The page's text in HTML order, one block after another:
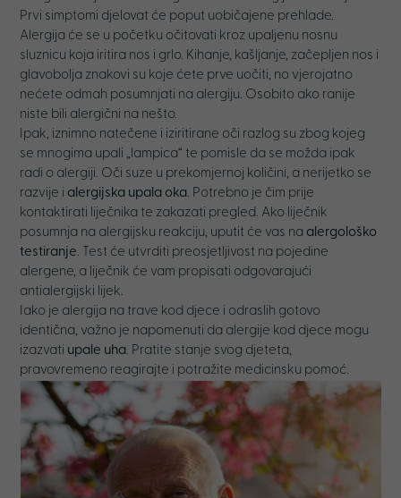
Prvi simptomi djelovat će poput uobičajene prehlade.
Alergija će se u početku očitovati kroz upaljenu nosnu
sluznicu koja iritira nos i grlo. Kihanje, kašljanje, začepljen nos i
glavobolja znakovi su koje ćete prve uočiti, no vjerojatno
nećete odmah posumnjati na alergiju. Osobito ako ranije
niste bili alergični na nešto.
Ipak, iznimno natečene i iziritirane oči razlog su zbog kojeg
se mnogima upali „lampica“ te pomisle da se možda ipak
radi o alergiji. Oči suze u prekomjernoj količini, a nerijetko se
razvije i alergijska upala oka. Potrebno je čim prije
kontaktirati liječnika te zakazati pregled. Ako liječnik
posumnja na alergijsku reakciju, uputit će vas na alergološko
testiranje. Test će utvrditi preosjetljivost na pojedine
alergene, a liječnik će vam propisati odgovarajući
antialergijski lijek.
Iako je alergija na trave kod djece i odraslih gotovo
identična, važno je napomenuti da alergije kod djece mogu
izazvati upale uha. Pratite stanje svog djeteta,
pravovremeno reagirajte i potražite medicinsku pomoć.